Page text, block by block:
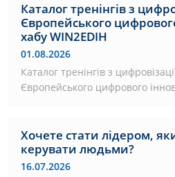
Каталог тренінгів з
Європейського
хабу WIN2EDIH
01.08.2026
Каталог тренінгів з
Європейського цифрового
Хочете стати лідером,
керувати людьми?
16.07.2026